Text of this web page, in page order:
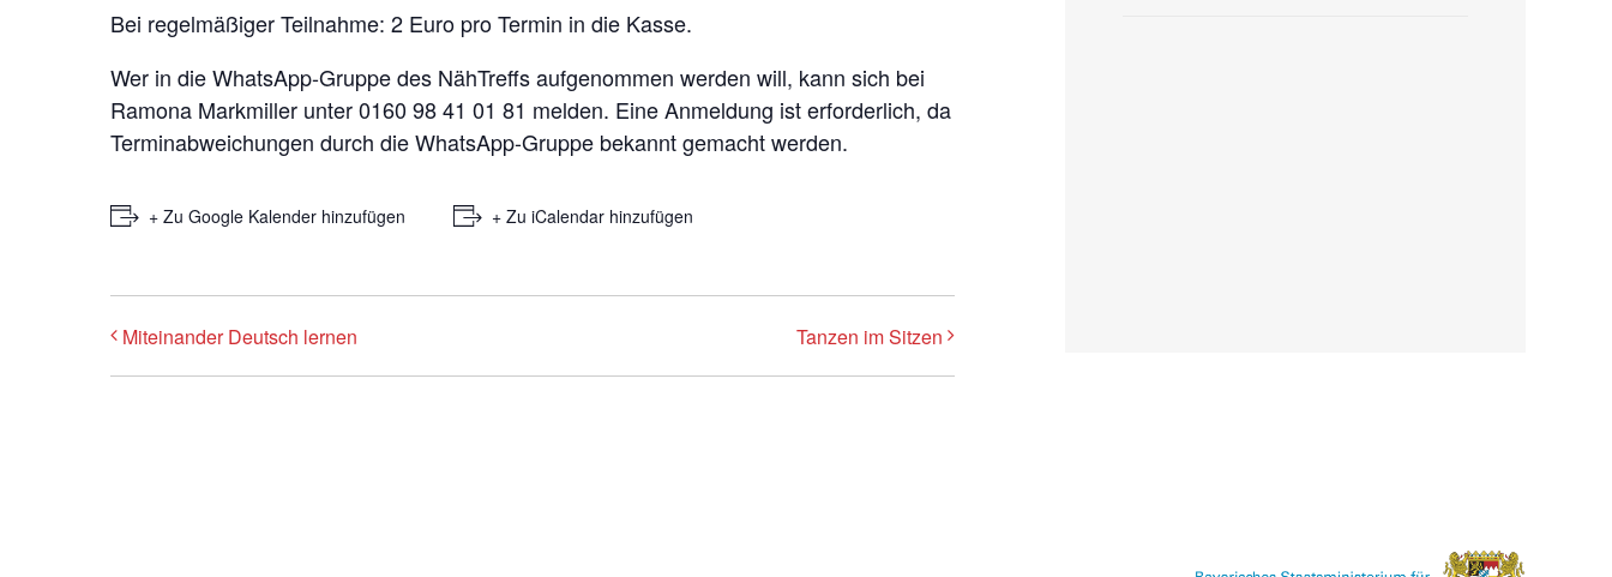
Bei regelmäßiger Teilnahme: 2 Euro pro Termin in die Kasse.
Wer in die WhatsApp-Gruppe des NähTreffs aufgenommen werden will, kann sich bei
Ramona Markmiller unter 0160 98 41 01 81 melden. Eine Anmeldung ist erforderlich, da
Terminabweichungen durch die WhatsApp-Gruppe bekannt gemacht werden.
+ Zu Google Kalender hinzufügen + Zu iCalendar hinzufügen
Miteinander Deutsch lernen Tanzen im Sitzen